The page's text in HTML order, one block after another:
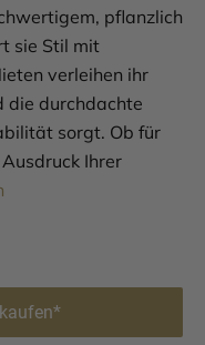
pflanzlich
sie Stil mit
verleihen ihr
die durchdachte
sorgt. Ob für
Ihrer